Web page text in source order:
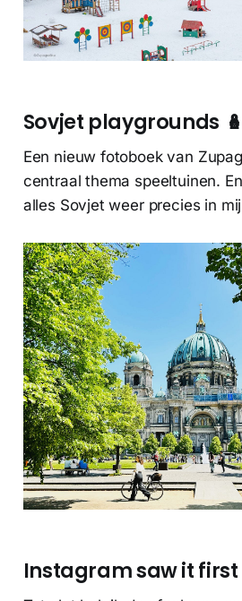
Sovjet playgrounds 🪆
Een nieuw fotoboek van
centraal thema speeltuinen.
alles Sovjet weer precies in
Instagram saw it first